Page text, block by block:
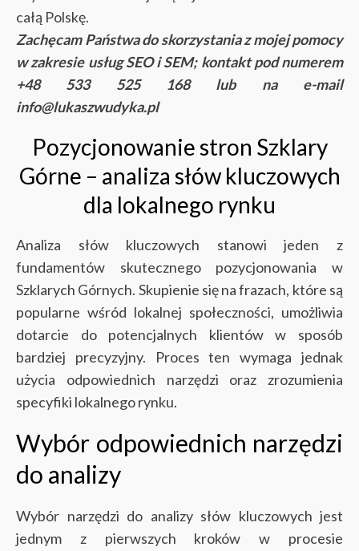
całą Polskę.
Zachęcam Państwa do skorzystania z mojej pomocy
w zakresie usług SEO i SEM; kontakt pod numerem
+48 533 525 168 lub na e-mail
info@lukaszwudyka.pl
Pozycjonowanie stron Szklary
Górne – analiza słów kluczowych
dla lokalnego rynku
Analiza słów kluczowych stanowi jeden z
fundamentów skutecznego pozycjonowania w
Szklarych Górnych. Skupienie się na frazach, które są
popularne wśród lokalnej społeczności, umożliwia
dotarcie do potencjalnych klientów w sposób
bardziej precyzyjny. Proces ten wymaga jednak
użycia odpowiednich narzędzi oraz zrozumienia
specyfiki lokalnego rynku.
Wybór odpowiednich narzędzi
do analizy
Wybór narzędzi do analizy słów kluczowych jest
jednym z pierwszych kroków w procesie